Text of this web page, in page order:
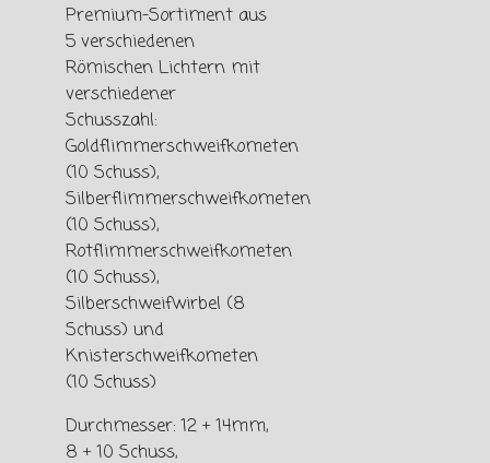
Premium-Sortiment aus
5 verschiedenen
Römischen Lichtern mit
verschiedener
Schusszahl:
Goldflimmerschweifkometen
(10 Schuss),
Silberflimmerschweifkometen
(10 Schuss),
Rotflimmerschweifkometen
(10 Schuss),
Silberschweifwirbel (8
Schuss) und
Knisterschweifkometen
(10 Schuss)
Durchmesser: 12 + 14mm,
8 + 10 Schuss,